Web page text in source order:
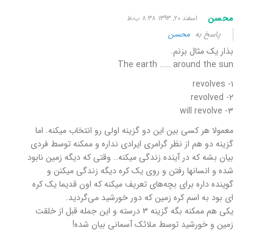
محسن اسفند ۲۰, ۱۳۹۳ ۸:۳۸ ب٫ظ
پاسخ به محسن
بذار یک مثال بزنم.
The earth …… around the sun
۱- revolves
۲- revolved
۳- will revolve
معمولا هر کسی بین این دو گزینه اولی رو انتخاب میکنه. اما
گزینه دو هم از نظر گرامری ایرادی نداره و ممکنه توسط فردی
بیان بشه که در آینده زندگی میکنه.. وقتی که دیگه زمین نابود
شده و انسانها رفتن و روی یک کره دیگه زندگی میکنن و
گوینده داره برای بچه‌های تعریف میکنه که اون قدیما یک کره
ای بود به اسم کره زمین که دور خورشید می‌گردید.
یکی هم ممکنه بگه گزینه ۳ درسته و این جمله قبل از خلقت
زمین و خورشید توسط ملائک آسمانی بیان شده!